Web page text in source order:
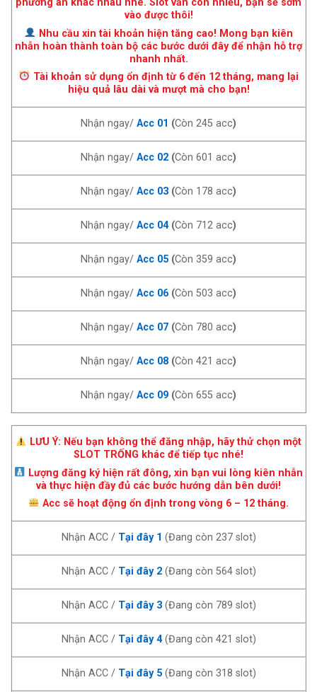
phương án khác nhau nhé. Slot vẫn còn nhiều, bạn sẽ sớm
vào được thôi!
Nhu cầu xin tài khoản hiện tăng cao! Mong bạn kiên
nhẫn hoàn thành toàn bộ các bước dưới đây để nhận hỗ trợ
nhanh nhất.
Tài khoản sử dụng ổn định từ 6 đến 12 tháng, mang lại
hiệu quả lâu dài và mượt mà cho bạn!
Nhận ngay/ Acc 01 (Còn 245 acc)
Nhận ngay/ Acc 02 (Còn 601 acc)
Nhận ngay/ Acc 03 (Còn 178 acc)
Nhận ngay/ Acc 04(Còn 712 acc)
Nhận ngay/ Acc 05 (Còn 359 acc)
Nhận ngay/ Acc 06 (Còn 503 acc)
Nhận ngay/ Acc 07 (Còn 780 acc)
Nhận ngay/ Acc 08 (Còn 421 acc)
Nhận ngay/ Acc 09 (Còn 655 acc)
LƯU Ý: Nếu bạn không thể đăng nhập, hãy thử chọn một
SLOT TRỐNG khác để tiếp tục nhé!
Lượng đăng ký hiện rất đông, xin bạn vui lòng kiên nhẫn
và thực hiện đầy đủ các bước hướng dẫn bên dưới!
Acc sẽ hoạt động ổn định trong vòng 6 – 12 tháng.
Nhận ACC / Tại đây 1 (Đang còn 237 slot)
Nhận ACC / Tại đây 2(Đang còn 564 slot)
Nhận ACC / Tại đây 3(Đang còn 789 slot)
Nhận ACC / Tại đây 4(Đang còn 421 slot)
Nhận ACC / Tại đây 5(Đang còn 318 slot)